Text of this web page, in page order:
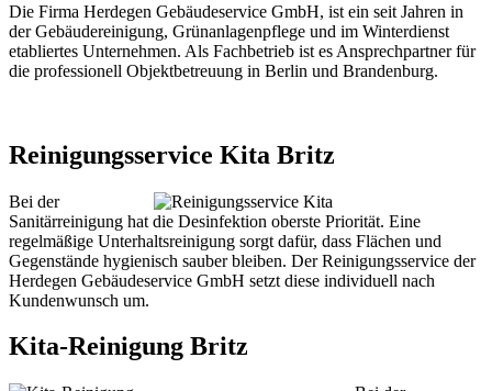
Die Firma Herdegen Gebäudeservice GmbH, ist ein seit Jahren in
der Gebäudereinigung, Grünanlagenpflege und im Winterdienst
etabliertes Unternehmen. Als Fachbetrieb ist es Ansprechpartner für
die professionell Objektbetreuung in Berlin und Brandenburg.
Reinigungsservice Kita Britz
Bei der
Sanitärreinigung hat die Desinfektion oberste Priorität. Eine
regelmäßige Unterhaltsreinigung sorgt dafür, dass Flächen und
Gegenstände hygienisch sauber bleiben. Der Reinigungsservice der
Herdegen Gebäudeservice GmbH setzt diese individuell nach
Kundenwunsch um.
Kita-Reinigung Britz